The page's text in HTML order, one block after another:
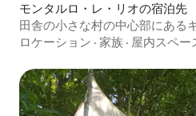
モンタルロ・レ・リオの宿泊先
田舎の小さな村の中心部にある
ロケーション · 家族 · 屋内スペー